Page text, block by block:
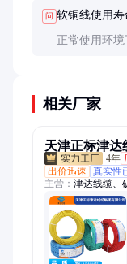
问 软铜线使用寿
正常使用环
相关厂家
天津正标津达
4年
出价迅速
真实性
主营： 津达线缆、
国标橡套线、阻
缆、矿用电缆、
电缆、低压铜铝
火阻燃电缆、MY
屏蔽橡套线、耐